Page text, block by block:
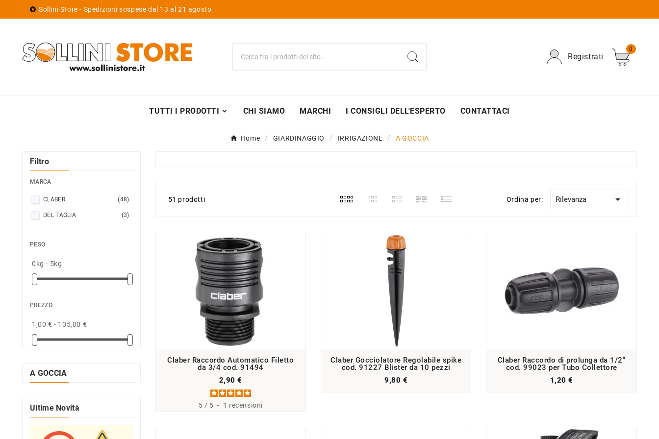
 Sollini Store - Spedizioni sospese dal 13 al 21 agosto
Registrati
0
TUTTI I PRODOTTI CHI SIAMO MARCHI I CONSIGLI DELL'ESPERTO CONTATTACI
Home GIARDINAGGIO IRRIGAZIONE A GOCCIA
Filtro
MARCA
CLABER (48)
DEL TAGLIA (3)
PESO
0kg - 5kg
PREZZO
1,00 € - 105,00 €
A GOCCIA
Ultime Novità
51 prodotti Ordina per: Rilevanza 
Claber Raccordo Automatico Filetto
da 3/4 cod. 91494
2,90 €
5 / 5 - 1 recensioni
Claber Gocciolatore Regolabile spike
cod. 91227 Blister da 10 pezzi
9,80 €
Claber Raccordo di prolunga da 1/2"
cod. 99023 per Tubo Collettore
1,20 €